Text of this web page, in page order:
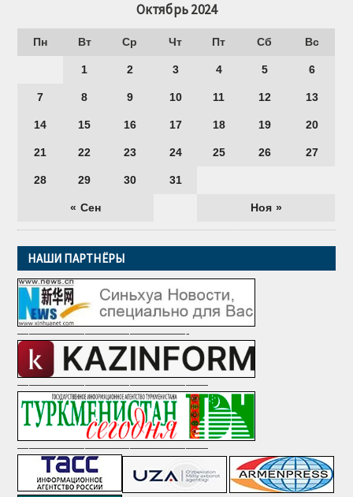
Октябрь 2024
Пн Вт Ср Чт Пт Сб Вс
« Сен Ноя »
1 2 3 4 5 6
7 8 9 10 11 12 13
14 15 16 17 18 19 20
21 22 23 24 25 26 27
28 29 30 31
НАШИ ПАРТНЁРЫ
———————————————-
—————————————————
—————————————————